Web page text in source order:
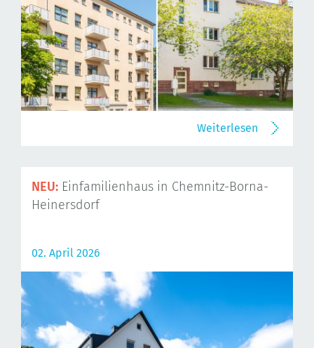
Weiterlesen
NEU: Einfamilienhaus in Chemnitz-Borna-
Heinersdorf
02. April 2026